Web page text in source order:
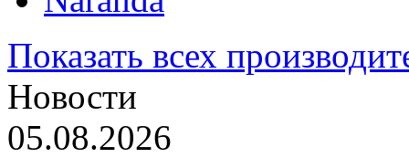
Показать всех
Новости
05.08.2026